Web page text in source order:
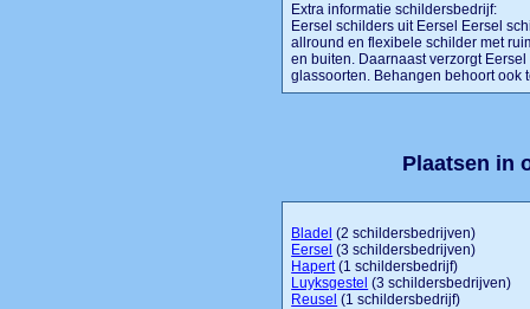
Extra informatie schildersbedrijf:
Eersel schilders uit Eersel Eersel
allround en flexibele schilder met
en buiten. Daarnaast verzorgt
glassoorten. Behangen behoort ook
Plaatsen in
Bladel (2 schildersbedrijven)
Eersel (3 schildersbedrijven)
Hapert(1 schildersbedrijf)
Luyksgestel (3 schildersbedrijven)
Reusel (1 schildersbedrijf)